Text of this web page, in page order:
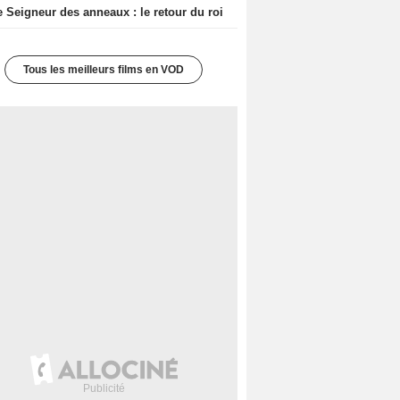
Seigneur des anneaux : le retour du roi
Tous les meilleurs films en VOD